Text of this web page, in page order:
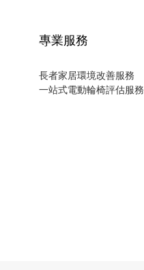
專業服務
長者家居環境改善服務
一站式電動輪椅評估服務